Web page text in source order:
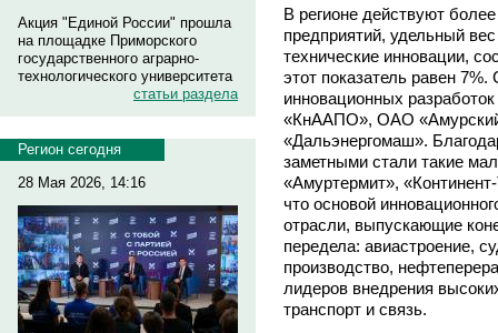
Акция "Единой России" прошла
на площадке Приморского
государственного аграрно-
технологического университета
статьи раздела
Регион сегодня
28 Мая 2026, 14:16
В регионе действуют
предприятий, удельный
технические инновации,
этот показатель равен
инновационных
«КнААПО», ОАО
«Дальэнергомаш».
заметными стали такие
«Амуртермит»,
что основой
отрасли, выпускающие
передела: авиастроение,
производство,
лидеров внедрения
транспорт и связь.